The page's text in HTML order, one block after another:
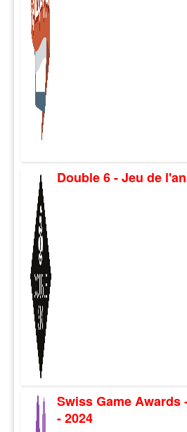
Double 6 - Jeu de
Swiss Game Awards
- 2024